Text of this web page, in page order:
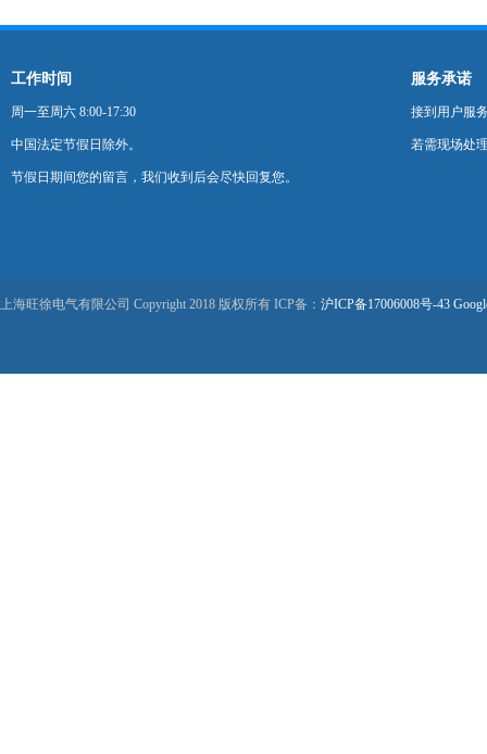
工作时间
周一至周六 8:00-17:30
中国法定节假日除外。
节假日期间您的留言，我们收到后会尽快回复您。
服务承诺
接到用户服
若需现场处
上海旺徐电气有限公司 Copyright 2018 版权所有 ICP备： 沪ICP备17006008号-43